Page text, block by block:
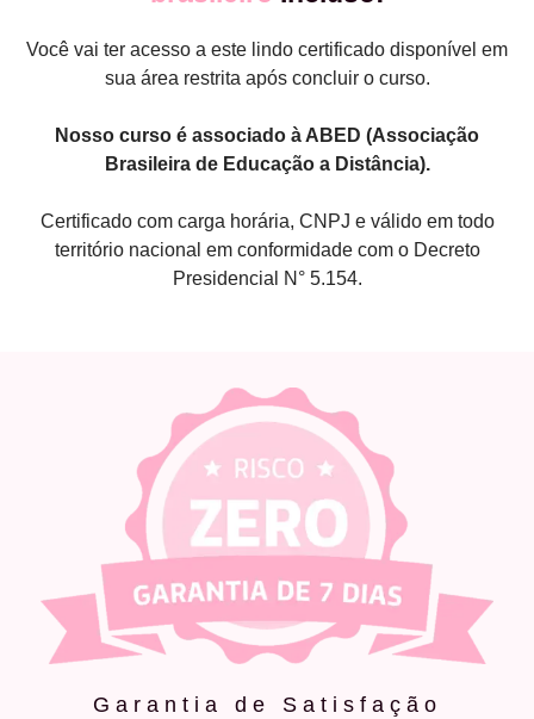
Você vai ter acesso a este lindo certificado disponível em
sua área restrita após concluir o curso.
Nosso curso é associado à ABED (Associação
Brasileira de Educação a Distância).
Certificado com carga horária, CNPJ e válido em todo
território nacional em conformidade com o Decreto
Presidencial N° 5.154.
Garantia de Satisfação